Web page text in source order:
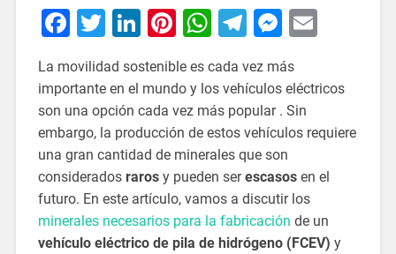
Facebook
Twitter
LinkedIn
Pinterest
WhatsApp
Telegram
La movilidad sostenible es cada vez más
importante en el mundo y los vehículos eléctricos
son una opción cada vez más popular . Sin
embargo, la producción de estos vehículos requiere
una gran cantidad de minerales que son
considerados rarosy pueden serescasosen el
futuro. En este artículo, vamos a discutir los
minerales necesarios para la fabricación de un
vehículo eléctrico de pila de hidrógeno (FCEV) y